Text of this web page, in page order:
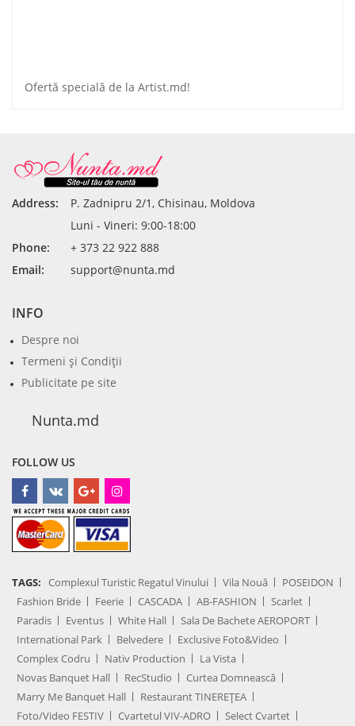
Ofertă specială de la Artist.md!
Address:
P. Zadnipru 2/1, Chisinau, Moldova
Luni - Vineri: 9:00-18:00
Phone:
+ 373 22 922 888
Email:
support@nunta.md
INFO
Despre noi
Termeni şi Condiţii
Publicitate pe site
Nunta.md
FOLLOW US
TAGS: Complexul Turistic Regatul Vinului Vila Nouă
POSEIDON
Fashion Bride
Feerie CASCADA AB-FASHION
Scarlet
Paradis
Eventus White Hall
Sala De Bachete AEROPORT
International Park
Belvedere
Exclusive Foto&Video
Complex Codru
Nativ Production
La Vista
Novas Banquet Hall
RecStudio
Curtea Domnească
Marry Me Banquet Hall
Restaurant TINEREȚEA
Foto/Video FESTIV
Cvartetul VIV-ADRO Select Cvartet